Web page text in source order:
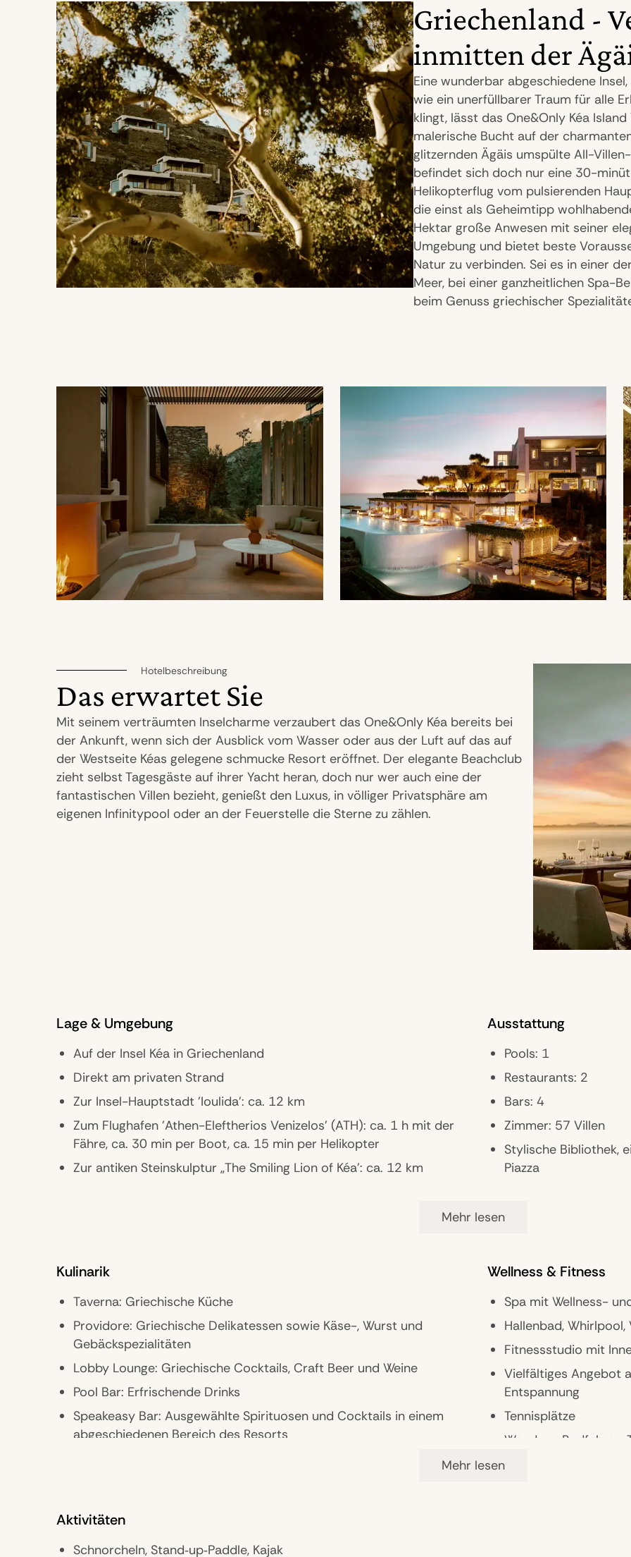
Griechenland -
inmitten der
Eine wunderbar abgeschiedene
wie ein unerfüllbarer Traum für alle
klingt, lässt das One&Only Kéa
malerische Bucht auf der
glitzernden Ägäis umspülte All-
befindet sich doch nur eine 30-
Helikopterflug vom pulsierenden
die einst als Geheimtipp
Hektar große Anwesen mit seiner
Umgebung und bietet beste
Natur zu verbinden. Sei es in einer
Meer, bei einer ganzheitlichen Spa-
beim Genuss griechischer
Hotelbeschreibung
Das erwartet Sie
Mit seinem verträumten Inselcharme verzaubert das One&Only Kéa bereits bei
der Ankunft, wenn sich der Ausblick vom Wasser oder aus der Luft auf das auf
der Westseite Kéas gelegene schmucke Resort eröffnet. Der elegante Beachclub
zieht selbst Tagesgäste auf ihrer Yacht heran, doch nur wer auch eine der
fantastischen Villen bezieht, genießt den Luxus, in völliger Privatsphäre am
eigenen Infinitypool oder an der Feuerstelle die Sterne zu zählen.
Lage & Umgebung
Auf der Insel Kéa in Griechenland
Direkt am privaten Strand
Zur Insel-Hauptstadt 'Ioulida': ca. 12 km
Zum Flughafen 'Athen-Eleftherios Venizelos' (ATH): ca. 1 h mit der
Fähre, ca. 30 min per Boot, ca. 15 min per Helikopter
Zur antiken Steinskulptur „The Smiling Lion of Kéa': ca. 12 km
Ausstattung
Pools: 1
Restaurants: 2
Bars: 4
Zimmer: 57 Villen
Stylische Bibliothek,
Piazza
Mehr lesen
Kulinarik
Taverna: Griechische Küche
Providore: Griechische Delikatessen sowie Käse-, Wurst und
Gebäckspezialitäten
Lobby Lounge: Griechische Cocktails, Craft Beer und Weine
Pool Bar: Erfrischende Drinks
Speakeasy Bar: Ausgewählte Spirituosen und Cocktails in einem
abgeschiedenen Bereich des Resorts
Wellness & Fitness
Spa mit Wellness-
Hallenbad,
Fitnessstudio mit
Vielfältiges Angebot
Entspannung
Tennisplätze
Wandern, Radfahren,
Private Bootstouren
Mehr lesen
Aktivitäten
Schnorcheln, Stand‑up‑Paddle, Kajak